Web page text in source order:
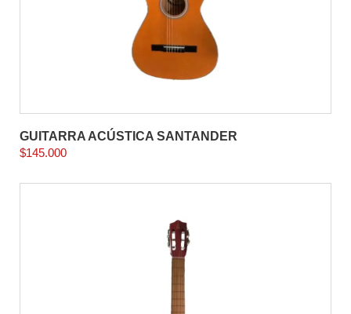
GUITARRA ACÚSTICA SANTANDER
$145.000